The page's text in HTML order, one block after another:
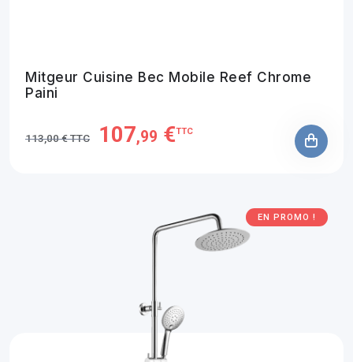
Mitgeur Cuisine Bec Mobile Reef Chrome
Paini
113,00 € TTC 107,99 €TTC
EN PROMO !